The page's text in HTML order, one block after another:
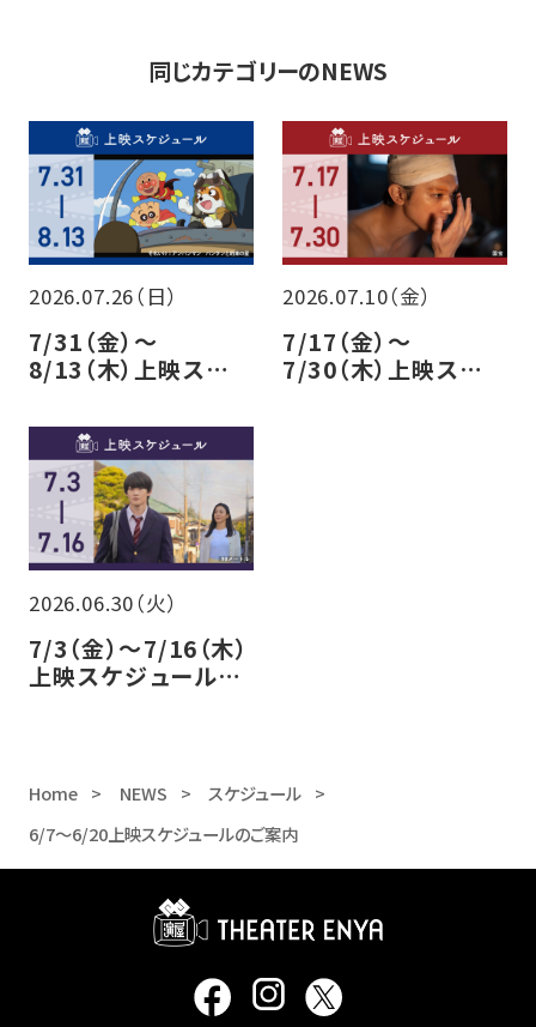
同じカテゴリーのNEWS
2026.07.26（日）
7/31（金）～
8/13（木）上映スケ
2026.07.10（金）
7/17（金）～
7/30（木）上映スケ
2026.06.30（火）
7/3（金）～7/16（木）
上映スケジュールの
Home NEWS
スケジュール
6/7～6/20上映スケジュールのご案内